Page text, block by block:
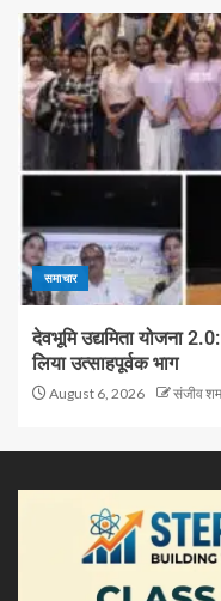
समाचार
देवभूमि उद्यमिता योजना
लिया उत्साहपूर्वक भाग
August 6, 2026 संजीव